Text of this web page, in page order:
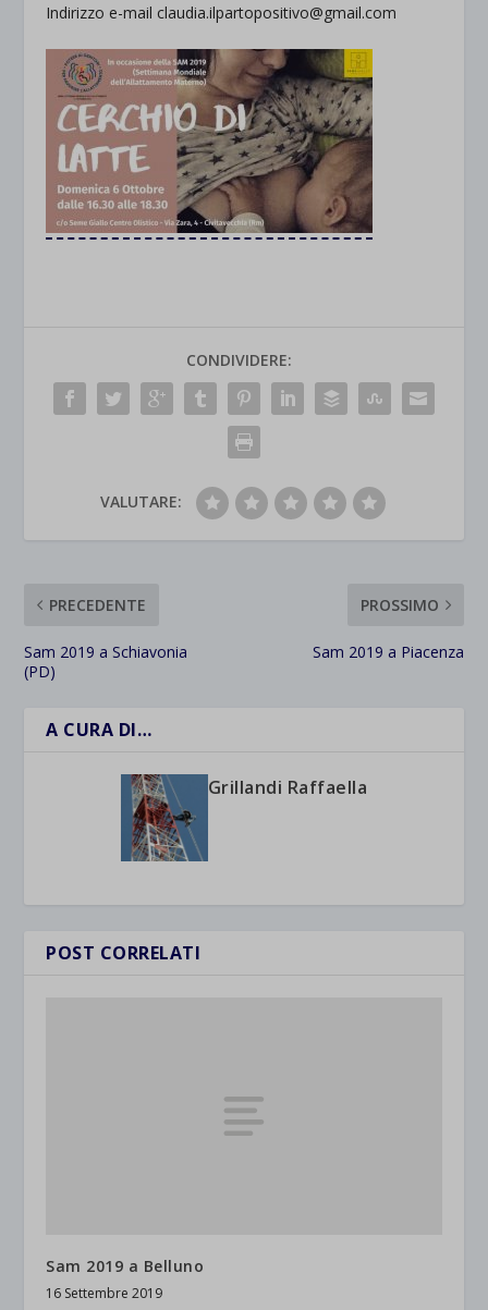
Indirizzo e-mail claudia.ilpartopositivo@gmail.com
CONDIVIDERE:
VALUTARE:
PRECEDENTE
Sam 2019 a Schiavonia
(PD)
PROSSIMO
Sam 2019 a Piacenza
A CURA DI…
Grillandi Raffaella
POST CORRELATI
Sam 2019 a Belluno
16 Settembre 2019